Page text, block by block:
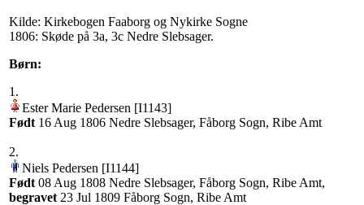
Kilde: Kirkebogen Faaborg og Nykirke Sogne
1806: Skøde på 3a, 3c Nedre Slebsager.
Børn:
1.
‎Ester Marie Pedersen‏‎ [I1143]‎
Født ‎16 Aug 1806 Nedre Slebsager, Fåborg Sogn, Ribe Amt‎
2.
‎Niels Pedersen‏‎ [I1144]‎
Født ‎08 Aug 1808 Nedre Slebsager, Fåborg Sogn, Ribe Amt,
begravet ‎23 Jul 1809 Fåborg Sogn, Ribe Amt